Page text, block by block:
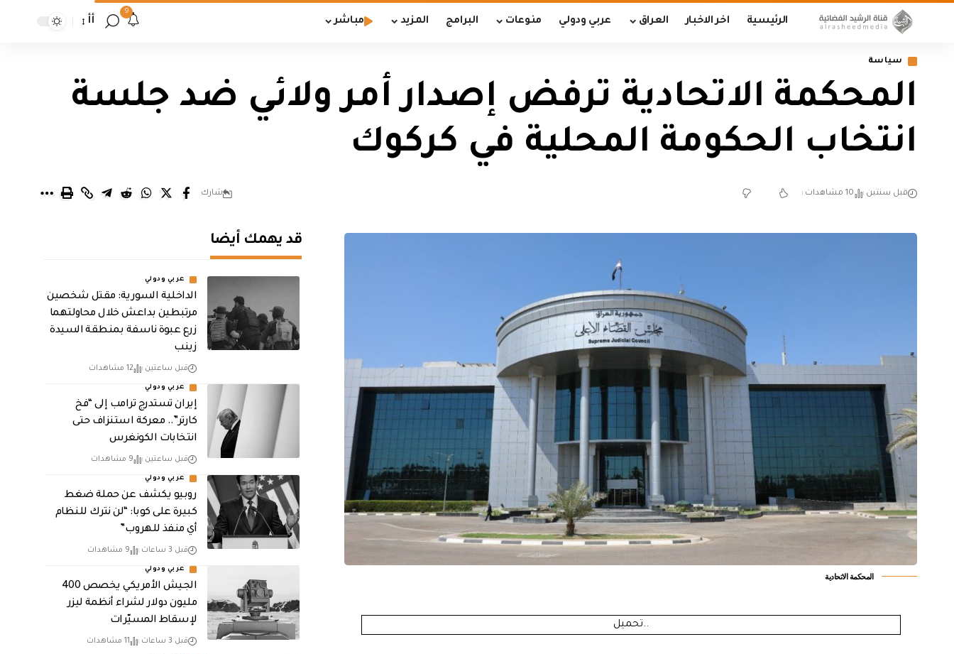
الرئيسية اخر الاخبار العراق عربي ودولي منوعات البرامج المزيد مباشر
9
أأ
سياسة
المحكمة الاتحادية ترفض إصدار أمر ولائي ضد جلسة
انتخاب الحكومة المحلية في كركوك
قبل سنتين 10 مشاهدات شارك
المحكمة الاتحادية
تحميل..
قد يهمك أيضا
عربي ودولي
الداخلية السورية: مقتل شخصين
مرتبطين بداعش خلال محاولتهما
زرع عبوة ناسفة بمنطقة السيدة
زينب
قبل ساعتين 12 مشاهدات
عربي ودولي
إيران تستدرج ترامب إلى “فخ
كارتر”.. معركة استنزاف حتى
انتخابات الكونغرس
قبل ساعتين 9 مشاهدات
عربي ودولي
روبيو يكشف عن حملة ضغط
كبيرة على كوبا: “لن نترك للنظام
أي منفذ للهروب”
قبل 3 ساعات 9 مشاهدات
عربي ودولي
الجيش الأمريكي يخصص 400
مليون دولار لشراء أنظمة ليزر
لإسقاط المسيّرات
قبل 3 ساعات 11 مشاهدات